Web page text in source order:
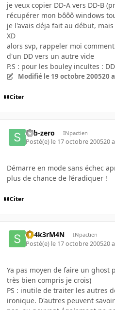
je veux copier DD-A vers DD-B
récupérer mon bôôô windows
je l'avais déja fait au début,
XD
alors svp, rappeler moi
d'un DD vers un autre vide
P.S : pour les bouley incultes :
Modifié le 19 octobre 200520 a
Citer
sub-zero INpactien
Posté(e) le 17 octobre 200520 a
Démarre en mode sans échec
plus de chance de l’éradiquer !
Citer
Sh4k3rM4N INpactien
Posté(e) le 17 octobre 200520 a
Ya pas moyen de faire un ghost
très bien compris je crois)
PS : inutile de traiter les autres
ironique. D'autres peuvent